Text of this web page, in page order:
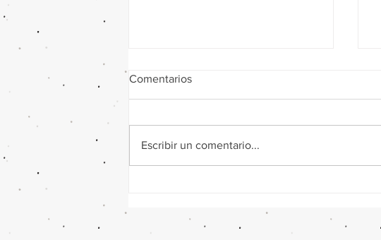
Comentarios
Escribir un comentario...